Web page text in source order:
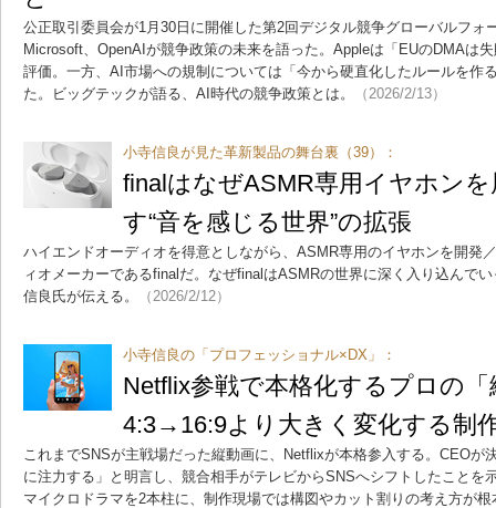
公正取引委員会が1月30日に開催した第2回デジタル競争グローバルフォ
Microsoft、OpenAIが競争政策の未来を語った。Appleは「EUのDMAは
評価。一方、AI市場への規制については「今から硬直化したルールを作
た。ビッグテックが語る、AI時代の競争政策とは。
（2026/2/13）
小寺信良が見た革新製品の舞台裏（39）：
finalはなぜASMR専用イヤホン
す“音を感じる世界”の拡張
ハイエンドオーディオを得意としながら、ASMR専用のイヤホンを開発
ィオメーカーであるfinalだ。なぜfinalはASMRの世界に深く入り込んで
信良氏が伝える。
（2026/2/12）
小寺信良の「プロフェッショナル×DX」：
Netflix参戦で本格化するプロの
4:3→16:9より大きく変化する制
これまでSNSが主戦場だった縦動画に、Netflixが本格参入する。CEOが
に注力する」と明言し、競合相手がテレビからSNSへシフトしたことを
マイクロドラマを2本柱に、制作現場では構図やカット割りの考え方が